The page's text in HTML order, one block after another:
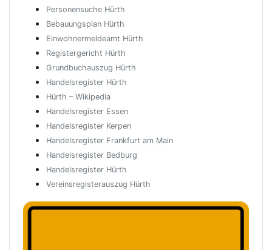
Personensuche Hürth
Bebauungsplan Hürth
Einwohnermeldeamt Hürth
Registergericht Hürth
Grundbuchauszug Hürth
Handelsregister Hürth
Hürth – Wikipedia
Handelsregister Essen
Handelsregister Kerpen
Handelsregister Frankfurt am Main
Handelsregister Bedburg
Handelsregister Hürth
Vereinsregisterauszug Hürth